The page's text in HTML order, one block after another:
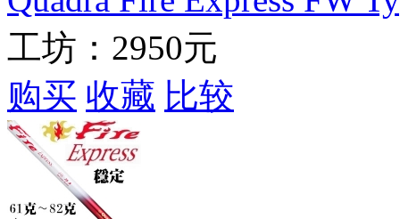
工坊： 2950元
购买 收藏 比较